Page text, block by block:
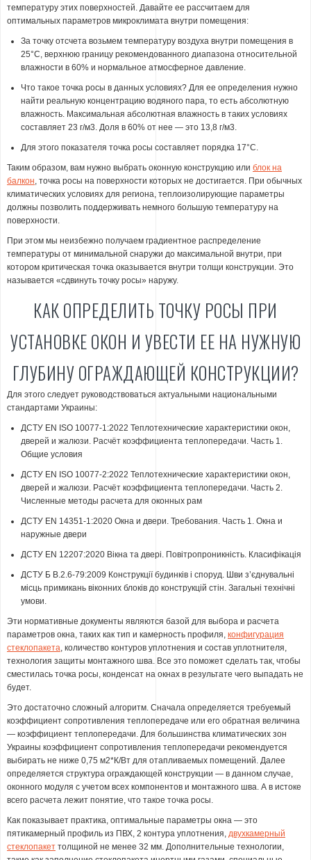
температуру этих поверхностей. Давайте ее рассчитаем для
оптимальных параметров микроклимата внутри помещения:
За точку отсчета возьмем температуру воздуха внутри помещения в
25°С, верхнюю границу рекомендованного диапазона относительной
влажности в 60% и нормальное атмосферное давление.
Что такое точка росы в данных условиях? Для ее определения нужно
найти реальную концентрацию водяного пара, то есть абсолютную
влажность. Максимальная абсолютная влажность в таких условиях
составляет 23 г/м3. Доля в 60% от нее — это 13,8 г/м3.
Для этого показателя точка росы составляет порядка 17°С.
Таким образом, вам нужно выбрать оконную конструкцию или блок на
балкон , точка росы на поверхности которых не достигается. При обычных
климатических условиях для региона, теплоизолирующие параметры
должны позволить поддерживать немного большую температуру на
поверхности.
При этом мы неизбежно получаем градиентное распределение
температуры от минимальной снаружи до максимальной внутри, при
котором критическая точка оказывается внутри толщи конструкции. Это
называется «сдвинуть точку росы» наружу.
КАК ОПРЕДЕЛИТЬ ТОЧКУ РОСЫ ПРИ
УСТАНОВКЕ ОКОН И УВЕСТИ ЕЕ НА НУЖНУЮ
ГЛУБИНУ ОГРАЖДАЮЩЕЙ КОНСТРУКЦИИ?
Для этого следует руководствоваться актуальными национальными
стандартами Украины:
ДСТУ EN ISO 10077-1:2022 Теплотехнические характеристики окон,
дверей и жалюзи. Расчёт коэффициента теплопередачи. Часть 1.
Общие условия
ДСТУ EN ISO 10077-2:2022 Теплотехнические характеристики окон,
дверей и жалюзи. Расчёт коэффициента теплопередачи. Часть 2.
Численные методы расчета для оконных рам
ДСТУ EN 14351-1:2020 Окна и двери. Требования. Часть 1. Окна и
наружные двери
ДСТУ EN 12207:2020 Вікна та двері. Повітропроникність. Класифікація
ДСТУ Б В.2.6-79:2009 Конструкції будинків і споруд. Шви з’єднувальні
місць примикань віконних блоків до конструкцій стін. Загальні технічні
умови.
Эти нормативные документы являются базой для выбора и расчета
параметров окна, таких как тип и камерность профиля, конфигурация
стеклопакета , количество контуров уплотнения и состав уплотнителя,
технология защиты монтажного шва. Все это поможет сделать так, чтобы
сместилась точка росы, конденсат на окнах в результате чего выпадать не
будет.
Это достаточно сложный алгоритм. Сначала определяется требуемый
коэффициент сопротивления теплопередаче или его обратная величина
— коэффициент теплопередачи. Для большинства климатических зон
Украины коэффициент сопротивления теплопередачи рекомендуется
выбирать не ниже 0,75 м2*К/Вт для отапливаемых помещений. Далее
определяется структура ограждающей конструкции — в данном случае,
оконного модуля с учетом всех компонентов и монтажного шва. А в истоке
всего расчета лежит понятие, что такое точка росы.
Как показывает практика, оптимальные параметры окна — это
пятикамерный профиль из ПВХ, 2 контура уплотнения, двухкамерный
стеклопакет толщиной не менее 32 мм. Дополнительные технологии,